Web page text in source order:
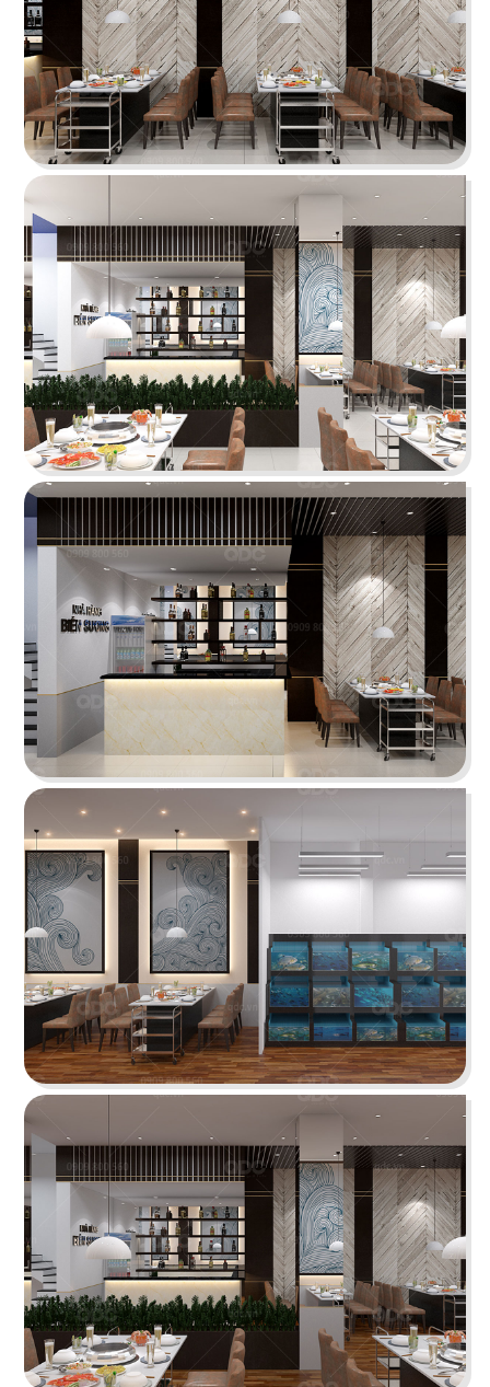
Chi tiết
THAI ICON
Thiết kế theo hình thức Foodcourt với một không
gian mang đậm dấu ấn xứ sở chùa Vàng
Chi tiết
Gam màu xám nguyên bản cùng kỹ thuật sơn
hiệu ứng rỉ sét tạo nên sự mới mẻ
Chi tiết
O TEM
Phong cách Indochine kết hợp kiến trúc cung
đình mang đến vẻ đẹp trầm mặc
Chi tiết